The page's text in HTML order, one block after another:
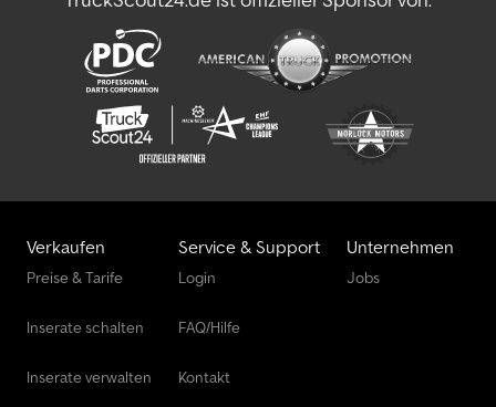
Verkaufen
Preise & Tarife
Inserate schalten
Inserate verwalten
Service & Support
Login
FAQ/Hilfe
Kontakt
Unternehmen
Jobs